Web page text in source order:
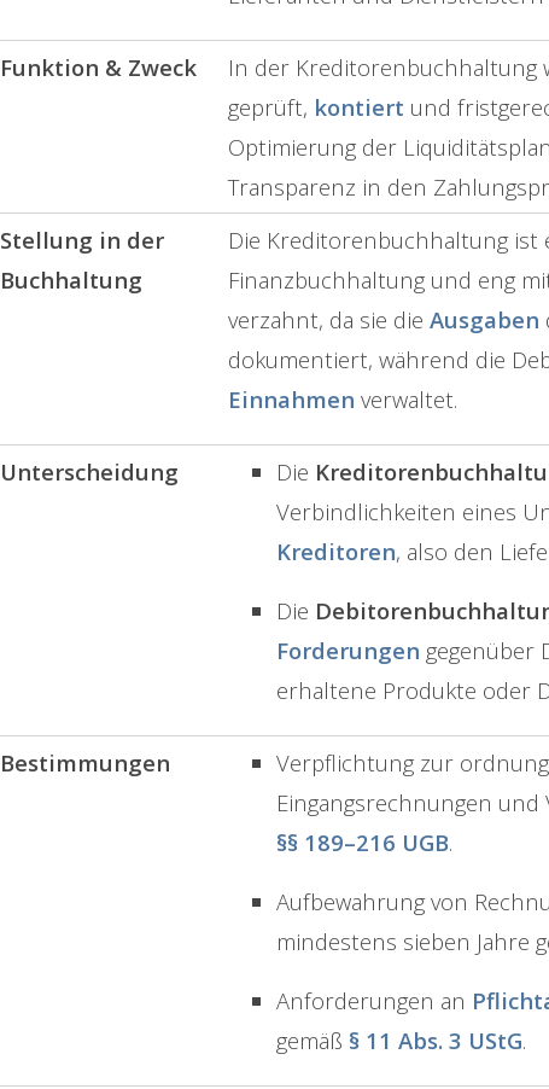
Funktion & Zweck
In der Kreditorenbuchhaltung
geprüft, kontiert und
Optimierung der
Transparenz in den
Stellung in der
Buchhaltung
Die Kreditorenbuchhaltung
Finanzbuchhaltung und eng
verzahnt, da sie die Ausgaben
dokumentiert, während die
Einnahmen verwaltet.
Unterscheidung Die
Verbindlichkeiten eines
Kreditoren, also den
Die
Forderungen gegenüber
erhaltene Produkte oder
Bestimmungen
Verpflichtung zur
Eingangsrechnungen
§§ 189–216 UGB.
Aufbewahrung von
mindestens sieben Jahre
Anforderungen an
gemäß § 11 Abs. 3 UStG.